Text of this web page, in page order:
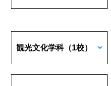
観光文化学科（1校）